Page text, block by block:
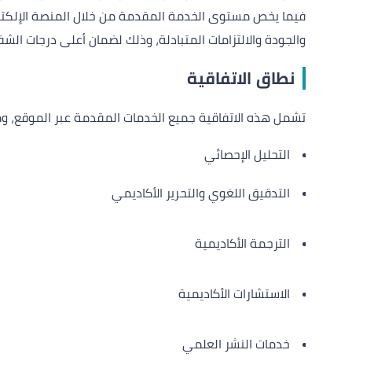
فيما يخص مستوى الخدمة المقدمة من خلال المنصة
والجودة والالتزامات المتبادلة، وذلك لضمان أعلى درجات
نطاق الاتفاقية
تشمل هذه الاتفاقية جميع الخدمات المقدمة عبر الموقع،
التحليل الإحصائي
التدقيق اللغوي والتحرير الأكاديمي
الترجمة الأكاديمية
الاستشارات الأكاديمية
خدمات النشر العلمي